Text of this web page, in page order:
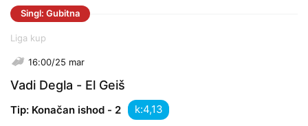
Singl: Gubitna
Liga kup
16:00/25 mar
Vadi Degla - El Geiš
Tip: Konačan ishod - 2 k: